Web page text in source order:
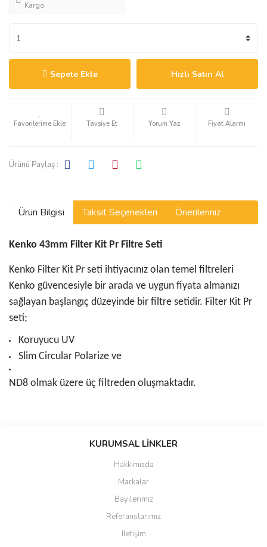
Kargo
Sepete Ekle Hızlı Satın Al
Tavsiye Et Yorum Yaz Fiyat Alarmı
Ürünü Paylaş :
Ürün Bilgisi Taksit Seçenekleri Önerileriniz
Kenko 43mm Filter Kit Pr Filtre Seti
Kenko Filter Kit Pr seti ihtiyacınız olan temel filtreleri
Kenko güvencesiyle bir arada ve uygun fiyata almanızı
sağlayan başlangıç düzeyinde bir filtre setidir. Filter Kit Pr
seti;
Koruyucu UV
Slim Circular Polarize ve
ND8 olmak üzere üç filtreden oluşmaktadır.
tarafımıza iletebilirsiniz.
Ürün resmi kalitesiz, bozuk veya görüntülenemiyor.
Ürün açıklamasında eksik bilgiler bulunuyor.
Ürün bilgilerinde hatalar bulunuyor.
Ürün fiyatı diğer sitelerden daha pahalı.
KURUMSAL LİNKLER
Hakkımızda
Markalar
Bayilerimiz
Referanslarımız
İletişim